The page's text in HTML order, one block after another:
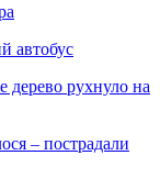
автобус
дерево рухнуло на
– пострадали